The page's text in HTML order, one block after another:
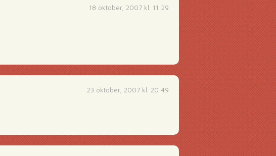
18 oktober, 2007 kl. 11:29
23 oktober, 2007 kl. 20:49